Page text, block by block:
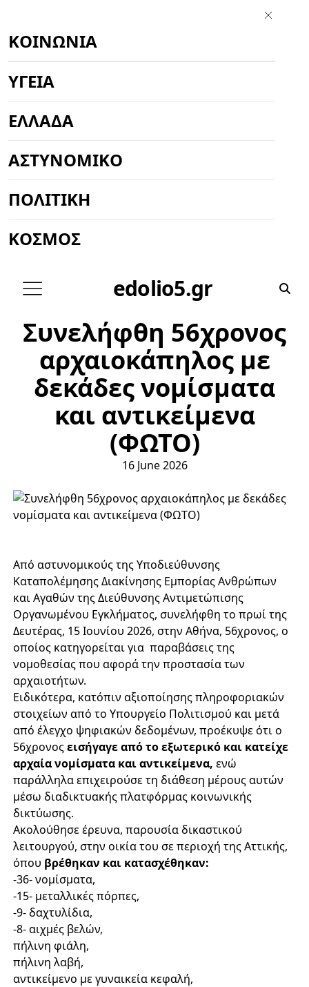
ΚΟΙΝΩΝΊΑ
ΥΓΕΊΑ
ΕΛΛΆΔΑ
ΑΣΤΥΝΟΜΙΚΌ
ΠΟΛΙΤΙΚΉ
ΚΌΣΜΟΣ
edolio5.gr
Συνελήφθη 56χρονος
αρχαιοκάπηλος με
δεκάδες νομίσματα
και αντικείμενα
(ΦΩΤΟ)
16 June 2026
Από αστυνομικούς της Υποδιεύθυνσης
Καταπολέμησης Διακίνησης Εμπορίας Ανθρώπων
και Αγαθών της Διεύθυνσης Αντιμετώπισης
Οργανωμένου Εγκλήματος, συνελήφθη το πρωί της
Δευτέρας, 15 Ιουνίου 2026, στην Αθήνα, 56χρονος, ο
οποίος κατηγορείται για παραβάσεις της
νομοθεσίας που αφορά την προστασία των
αρχαιοτήτων.
Ειδικότερα, κατόπιν αξιοποίησης πληροφοριακών
στοιχείων από το Υπουργείο Πολιτισμού και μετά
από έλεγχο ψηφιακών δεδομένων, προέκυψε ότι ο
56χρονοςεισήγαγε από το εξωτερικό και κατείχε
αρχαία νομίσματα και αντικείμενα, ενώ
παράλληλα επιχειρούσε τη διάθεση μέρους αυτών
μέσω διαδικτυακής πλατφόρμας κοινωνικής
δικτύωσης.
Ακολούθησε έρευνα, παρουσία δικαστικού
λειτουργού, στην οικία του σε περιοχή της Αττικής,
όπου βρέθηκαν και κατασχέθηκαν:
-36- νομίσματα,
-15- μεταλλικές πόρπες,
-9- δαχτυλίδια,
-8- αιχμές βελών,
πήλινη φιάλη,
πήλινη λαβή,
αντικείμενο με γυναικεία κεφαλή,